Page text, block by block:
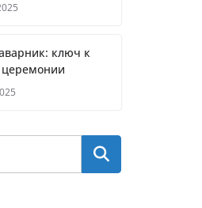
ключ к